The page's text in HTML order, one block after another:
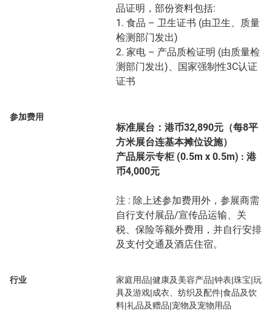
品证明，部份资料包括:
1. 食品 – 卫生证书 (由卫生、质量
检测部门发出)
2. 家电 – 产品质检证明 (由质量检
测部门发出)、国家强制性3C认证
证书
参加费用
标准展台：港币32,890元（每8平
方米展台连基本摊位设施）
产品展示专柜 (0.5m x 0.5m) : 港
币4,000元
注 : 除上述参加费用外，参展商需
自行支付展品/宣传品运输、关
税、保险等额外费用，并自行安排
及支付交通及酒店住宿。
行业
家庭用品|健康及美容产品|钟表|珠宝|玩
具及游戏|成衣、纺织及配件|食品及饮
料|礼品及赠品|宠物及宠物用品